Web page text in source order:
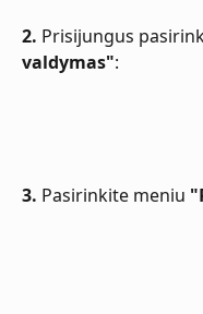
2. Prisijungus
valdymas":
3. Pasirinkite meniu